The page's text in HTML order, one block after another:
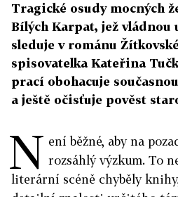
Tragické osudy mocných
Bílých Karpat, jež vládnou
sleduje v románu
spisovatelka Kateřina
prací obohacuje
a ještě očisťuje pověst
N ení běžné, aby na
rozsáhlý výzkum. To
literární scéně chyběly